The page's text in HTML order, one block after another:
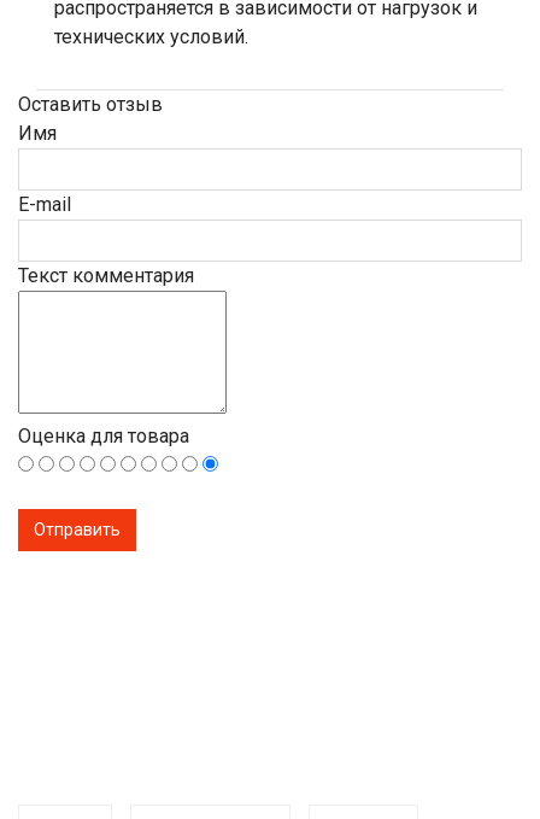
распространяется в зависимости от нагрузок и
технических условий.
Оставить отзыв
Имя
E-mail
Текст комментария
Оценка для товара